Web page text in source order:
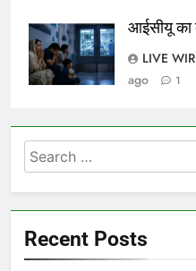
आईसीयू का
LIVE
ago
1
Search
for:
Recent Posts